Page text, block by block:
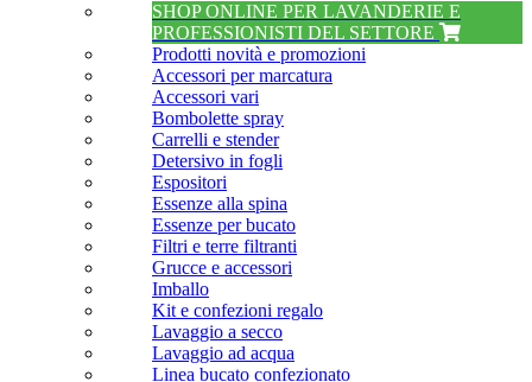
SHOP ONLINE PER LAVANDERIE E
PROFESSIONISTI DEL SETTORE
Prodotti novità e promozioni
Accessori per marcatura
Accessori vari
Bombolette spray
Carrelli e stender
Detersivo in fogli
Espositori
Essenze alla spina
Essenze per bucato
Filtri e terre filtranti
Grucce e accessori
Imballo
Kit e confezioni regalo
Lavaggio a secco
Lavaggio ad acqua
Linea bucato confezionato